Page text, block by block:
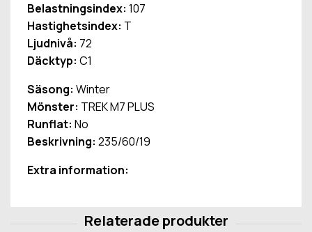
Belastningsindex: 107
Hastighetsindex: T
Ljudnivå: 72
Däcktyp: C1
Säsong: Winter
Mönster: TREK M7 PLUS
Runflat: No
Beskrivning: 235/60/19
Extra information: